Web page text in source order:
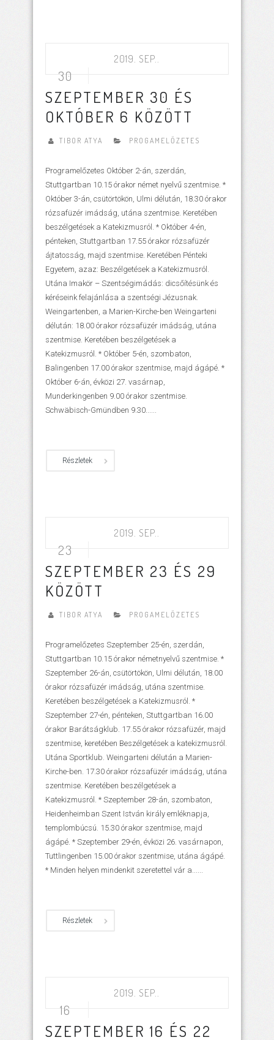
2019. SEP..
30
SZEPTEMBER 30 ÉS
OKTÓBER 6 KÖZÖTT
TIBOR ATYA PROGAMELŐZETES
Programelőzetes Október 2-án, szerdán,
Stuttgartban 10.15 órakor német nyelvű szentmise. *
Október 3-án, csütörtökön, Ulmi délután, 18.30 órakor
rózsafüzér imádság, utána szentmise. Keretében
beszélgetések a Katekizmusról. * Október 4-én,
pénteken, Stuttgartban 17.55 órakor rózsafüzér
ájtatosság, majd szentmise. Keretében Pénteki
Egyetem, azaz: Beszélgetések a Katekizmusról.
Utána Imakör – Szentségimádás: dicsőítésünk és
kéréseink felajánlása a szentségi Jézusnak.
Weingartenben, a Marien-Kirche-ben Weingarteni
délután: 18.00 órakor rózsafüzér imádság, utána
szentmise. Keretében beszélgetések a
Katekizmusról. * Október 5-én, szombaton,
Balingenben 17.00 órakor szentmise, majd ágápé. *
Október 6-án, évközi 27. vasárnap,
Munderkingenben 9.00 órakor szentmise.
Schwäbisch-Gmündben 9.30......
Részletek
2019. SEP..
23
SZEPTEMBER 23 ÉS 29
KÖZÖTT
TIBOR ATYA PROGAMELŐZETES
Programelőzetes Szeptember 25-én, szerdán,
Stuttgartban 10.15 órakor németnyelvű szentmise. *
Szeptember 26-án, csütörtökön, Ulmi délután, 18.00
órakor rózsafüzér imádság, utána szentmise.
Keretében beszélgetések a Katekizmusról. *
Szeptember 27-én, pénteken, Stuttgartban 16.00
órakor Barátságklub. 17.55 órakor rózsafüzér, majd
szentmise, keretében Beszélgetések a katekizmusról.
Utána Sportklub. Weingarteni délután a Marien-
Kirche-ben. 17.30 órakor rózsafüzér imádság, utána
szentmise. Keretében beszélgetések a
Katekizmusról. * Szeptember 28-án, szombaton,
Heidenheimban Szent István király emléknapja,
templombúcsú. 15.30 órakor szentmise, majd
ágápé. * Szeptember 29-én, évközi 26. vasárnapon,
Tuttlingenben 15.00 órakor szentmise, utána ágápé.
* Minden helyen mindenkit szeretettel vár a......
Részletek
2019. SEP..
16
SZEPTEMBER 16 ÉS 22